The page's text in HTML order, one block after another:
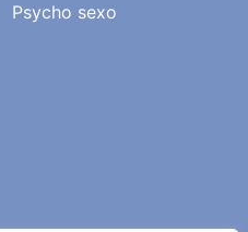
Psycho sexo